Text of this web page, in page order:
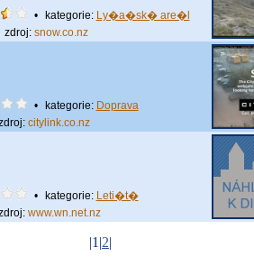
• kategorie: Ly�a�sk� are�l
zdroj: snow.co.nz
• kategorie: Doprava
citylink.co.nz
• kategorie: Leti�t�
www.wn.net.nz
|1|2|